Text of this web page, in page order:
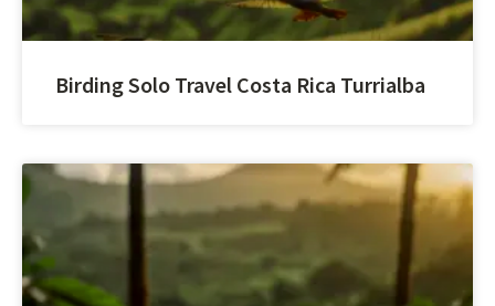
Birding Solo Travel Costa Rica Turrialba